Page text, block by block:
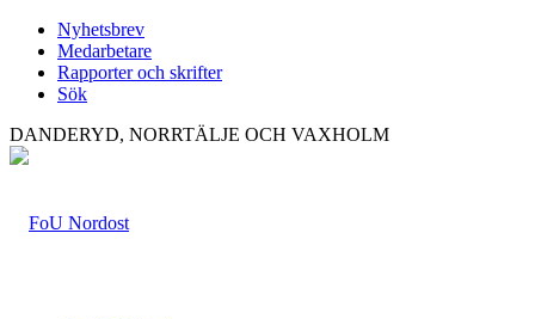
Nyhetsbrev
Medarbetare
Rapporter och skrifter
Sök
DANDERYD, NORRTÄLJE OCH VAXHOLM